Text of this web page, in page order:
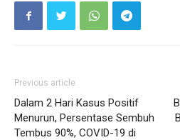
Previous article
Dalam 2 Hari Kasus Positif
Menurun, Persentase Sembuh
Tembus 90%, COVID-19 di